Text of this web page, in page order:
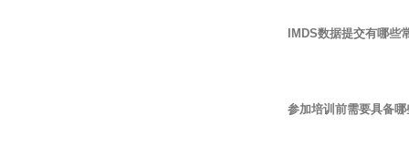
IMDS数据提交有哪些
参加培训前需要具备